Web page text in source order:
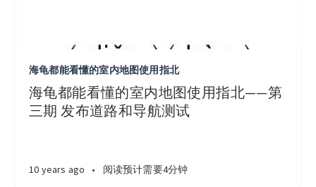
海龟都能看懂的室内地图使用指北
海龟都能看懂的室内地图使用指北——第
三期 发布道路和导航测试
10 years ago • 阅读预计需要4分钟